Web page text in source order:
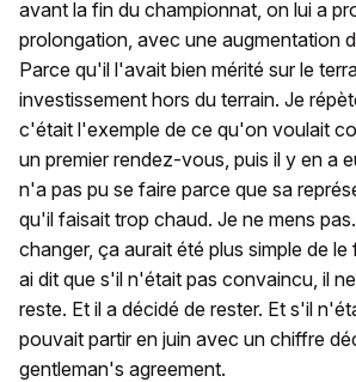
avant la fin du championnat, on lui a
prolongation, avec une augmentation
Parce qu'il l'avait bien mérité sur le
investissement hors du terrain. Je
c'était l'exemple de ce qu'on voulait
un premier rendez-vous, puis il y en a
n'a pas pu se faire parce que sa
qu'il faisait trop chaud. Je ne mens
changer, ça aurait été plus simple de le
ai dit que s'il n'était pas convaincu, il
reste. Et il a décidé de rester. Et s'il
pouvait partir en juin avec un chiffre
gentleman's agreement.